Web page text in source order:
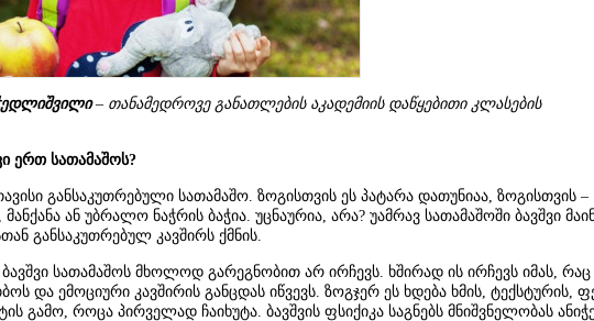
– თანამედროვე განათლების აკადემიის დაწყებითი კლასების
ერთ სათამაშოს?
განსაკუთრებული სათამაშო. ზოგისთვის ეს პატარა დათუნიაა, ზოგისთვის –
ან უბრალო ნაჭრის ბაჭია. უცნაურია, არა? უამრავ სათამაშოში ბავშვი
განსაკუთრებულ კავშირს ქმნის.
სათამაშოს მხოლოდ გარეგნობით არ ირჩევს. ხშირად ის ირჩევს იმას, რაც
და ემოციური კავშირის განცდას იწვევს. ზოგჯერ ეს ხდება ხმის, ტექსტურის,
გამო, როცა პირველად ჩაიხუტა. ბავშვის ფსიქიკა საგნებს მნიშვნელობას